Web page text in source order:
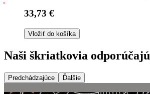
33,73 €
Vložiť do košíka
Naši škriatkovia odporúčajú
Predchádzajúce Ďalšie